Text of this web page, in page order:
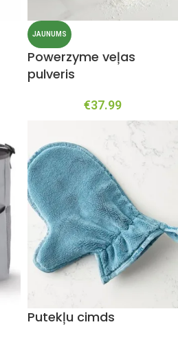
JAUNUMS
Powerzyme veļas
pulveris
€37.99
Putekļu cimds